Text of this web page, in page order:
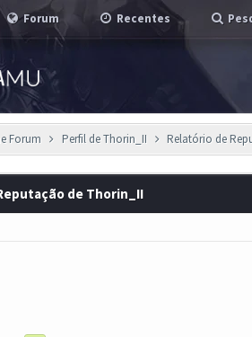
Forum Recentes
Forum Perfil de Thorin_II Relatório de
de Thorin_II